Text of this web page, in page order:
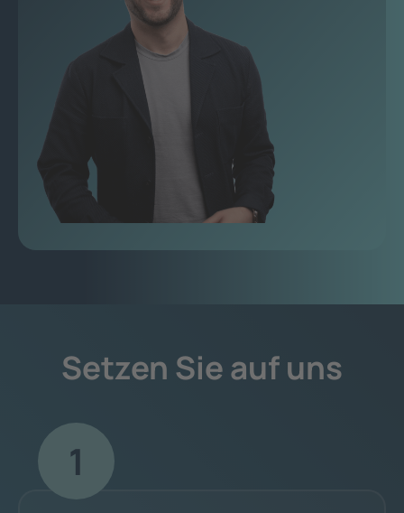
Setzen Sie auf uns
1